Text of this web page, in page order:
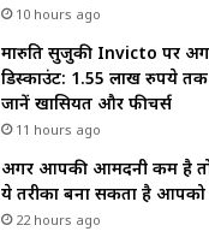
10 hours ago
मारुति सुजुकी Invicto पर
डिस्काउंट: 1.55 लाख रुपये
जानें खासियत और फीचर्स
11 hours ago
अगर आपकी आमदनी कम है
ये तरीका बना सकता है आपको
22 hours ago